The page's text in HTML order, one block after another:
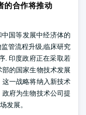
的合作将推动
国等发展中经济体的
管流程升级,临床研究
. 印度政府正在采取若
的国家生物技术发展
一战略将纳入新技术
府为生物技术公司提
发展。